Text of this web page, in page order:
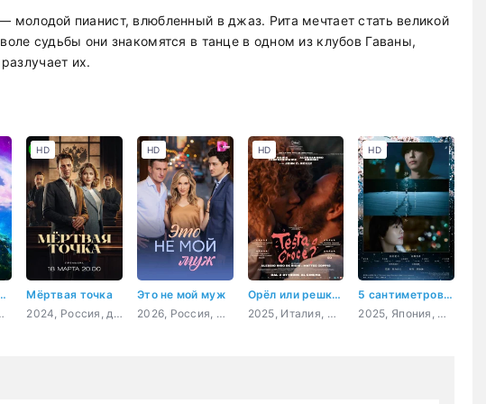
молодой пианист, влюбленный в джаз. Рита мечтает стать великой
судьбы они знакомятся в танце в одном из клубов Гаваны,
их.
кино
семейный
Мёртвая точка
2024, Россия, детектив
HD
Это не мой муж
2026, Россия, мелодрама
HD
Орёл или решка?
2025, Италия, США, драма, вестерн
HD
5 сантиметров в секунду
2025, Япония, мелодрама, драма
HD